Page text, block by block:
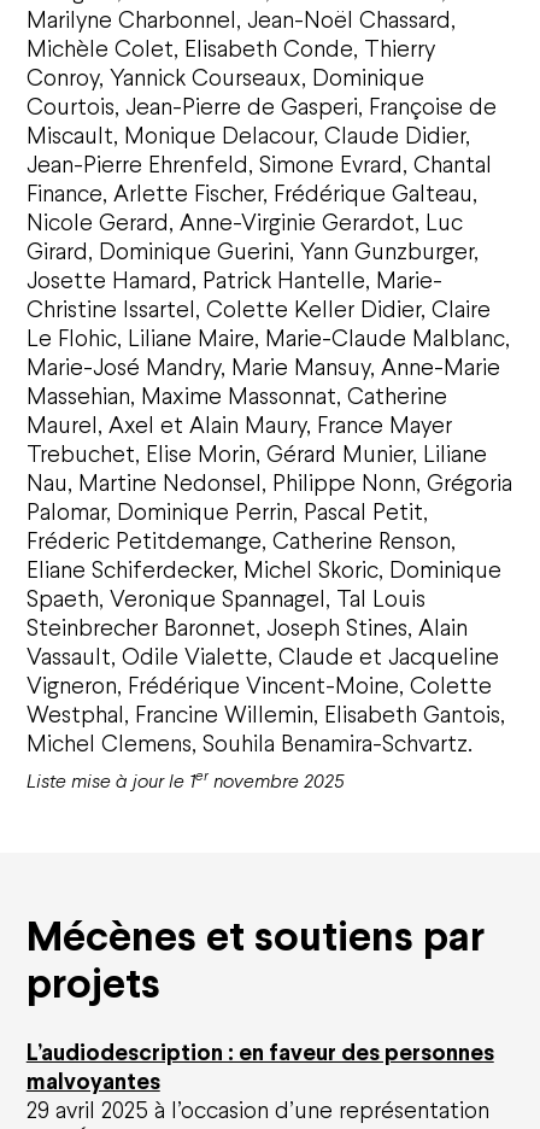
Marilyne Charbonnel, Jean-Noël Chassard,
Michèle Colet, Elisabeth Conde, Thierry
Conroy, Yannick Courseaux, Dominique
Courtois, Jean-Pierre de Gasperi, Françoise de
Miscault, Monique Delacour, Claude Didier,
Jean-Pierre Ehrenfeld, Simone Evrard, Chantal
Finance, Arlette Fischer, Frédérique Galteau,
Nicole Gerard, Anne-Virginie Gerardot, Luc
Girard, Dominique Guerini, Yann Gunzburger,
Josette Hamard, Patrick Hantelle, Marie-
Christine Issartel, Colette Keller Didier, Claire
Le Flohic, Liliane Maire, Marie-Claude Malblanc,
Marie-José Mandry, Marie Mansuy, Anne-Marie
Massehian, Maxime Massonnat, Catherine
Maurel, Axel et Alain Maury, France Mayer
Trebuchet, Elise Morin, Gérard Munier, Liliane
Nau, Martine Nedonsel, Philippe Nonn, Grégoria
Palomar, Dominique Perrin, Pascal Petit,
Fréderic Petitdemange, Catherine Renson,
Eliane Schiferdecker, Michel Skoric, Dominique
Spaeth, Veronique Spannagel, Tal Louis
Steinbrecher Baronnet, Joseph Stines, Alain
Vassault, Odile Vialette, Claude et Jacqueline
Vigneron, Frédérique Vincent-Moine, Colette
Westphal, Francine Willemin, Elisabeth Gantois,
Michel Clemens, Souhila Benamira-Schvartz.
Liste mise à jour le 1ernovembre 2025
Mécènes et soutiens par
projets
L’audiodescription : en faveur des personnes
malvoyantes
29 avril 2025 à l’occasion d’une représentation